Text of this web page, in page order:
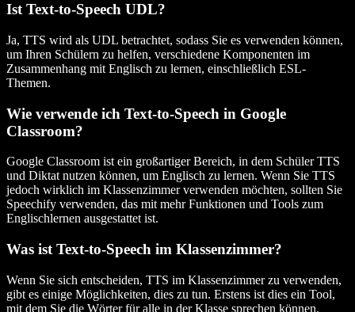
Ist Text-to-Speech UDL?
Ja, TTS wird als UDL betrachtet, sodass Sie es verwenden können,
um Ihren Schülern zu helfen, verschiedene Komponenten im
Zusammenhang mit Englisch zu lernen, einschließlich ESL-
Themen.
Wie verwende ich Text-to-Speech in Google
Classroom?
Google Classroom ist ein großartiger Bereich, in dem Schüler TTS
und Diktat nutzen können, um Englisch zu lernen. Wenn Sie TTS
jedoch wirklich im Klassenzimmer verwenden möchten, sollten Sie
Speechify verwenden, das mit mehr Funktionen und Tools zum
Englischlernen ausgestattet ist.
Was ist Text-to-Speech im Klassenzimmer?
Wenn Sie sich entscheiden, TTS im Klassenzimmer zu verwenden,
gibt es einige Möglichkeiten, dies zu tun. Erstens ist dies ein Tool,
mit dem Sie die Wörter für alle in der Klasse sprechen können.